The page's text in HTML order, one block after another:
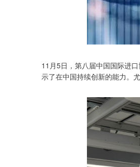
11月5日，第八届中国国际进
示了在中国持续创新的能力。
北证50